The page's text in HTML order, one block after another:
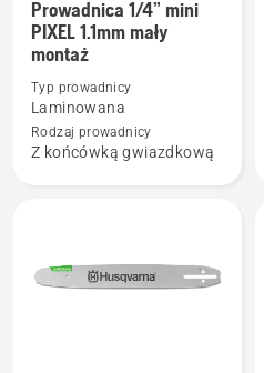
więcej
szczegółów
Prowadnica
1/4”
mini
montaż
Prowadnica 1/4” mini
PIXEL 1.1mm mały
montaż
Typ prowadnicy
Laminowana
Rodzaj prowadnicy
Z końcówką gwiazdkową